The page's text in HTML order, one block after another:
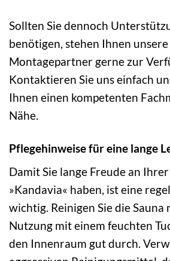
Sollten Sie dennoch
benötigen, stehen Ihnen
Montagepartner gerne zur
Kontaktieren Sie uns einfach
Ihnen einen kompetenten
Nähe.
Pflegehinweise für eine lange
Damit Sie lange Freude an
»Kandavia« haben, ist eine
wichtig. Reinigen Sie die Sauna
Nutzung mit einem feuchten
den Innenraum gut durch.